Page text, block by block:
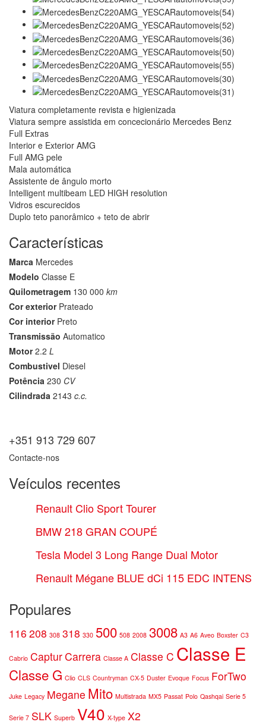
Viatura completamente revista e higienizada
Viatura sempre assistida em concecionário Mercedes Benz
Full Extras
Interior e Exterior AMG
Full AMG pele
Mala automática
Assistente de ângulo morto
Intelligent multibeam LED HIGH resolution
Vidros escurecidos
Duplo teto panorâmico + teto de abrir
Características
Marca Mercedes
Modelo Classe E
Quilometragem 130 000 km
Cor exterior Prateado
Cor interior Preto
Transmissão Automatico
Motor 2.2 L
Combustivel Diesel
Potência 230 CV
Cilindrada 2143 c.c.
+351 913 729 607
Contacte-nos
Veículos recentes
Renault Clio Sport Tourer
BMW 218 GRAN COUPÉ
Tesla Model 3 Long Range Dual Motor
Renault Mégane BLUE dCi 115 EDC INTENS
Populares
116 208 308 318 330 500 508 2008 3008 A3 A6 Aveo Boxster C3
Cabrio CapturCarrera Classe A Classe C Classe E
Classe G Clio CLS Countryman CX-5 Duster Evoque Focus ForTwo
Juke Legacy Megane Mito Multistrada MX5 Passat Polo Qashqai Serie 5
Serie 7 SLK Superb V40 X-type X2